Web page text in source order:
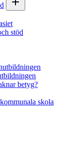
stöd
betyg?
skola